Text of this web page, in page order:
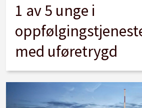
1 av 5 unge i
med uføretrygd